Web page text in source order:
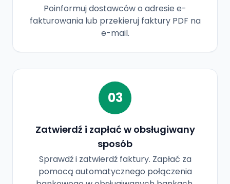
Poinformuj dostawców o adresie e-
fakturowania lub przekieruj faktury PDF na
e-mail.
03
Zatwierdź i zapłać w obsługiwany
sposób
Sprawdź i zatwierdź faktury. Zapłać za
pomocą automatycznego połączenia